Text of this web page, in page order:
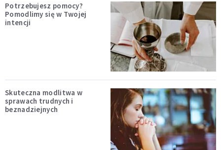
Potrzebujesz pomocy?
Pomodlimy się w Twojej
intencji
Skuteczna modlitwa w
sprawach trudnych i
beznadziejnych